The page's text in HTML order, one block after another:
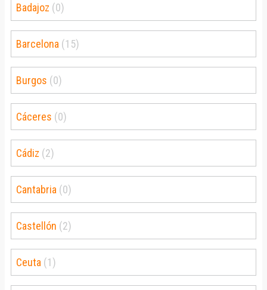
Badajoz (0)
Barcelona (15)
Burgos (0)
Cáceres (0)
Cádiz (2)
Cantabria (0)
Castellón (2)
Ceuta (1)